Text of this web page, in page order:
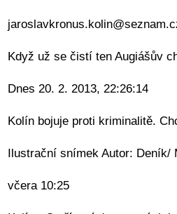
Když už se čistí ten Augiášův
Dnes 20. 2. 2013, 22:26:14
Kolín bojuje proti kriminalitě.
Ilustrační snímek Autor: Deník/
včera 10:25